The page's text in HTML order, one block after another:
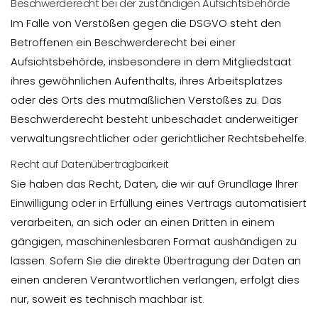
Beschwerderecht bei der zuständigen Aufsichtsbehörde
Im Falle von Verstößen gegen die DSGVO steht den
Betroffenen ein Beschwerderecht bei einer
Aufsichtsbehörde, insbesondere in dem Mitgliedstaat
ihres gewöhnlichen Aufenthalts, ihres Arbeitsplatzes
oder des Orts des mutmaßlichen Verstoßes zu. Das
Beschwerderecht besteht unbeschadet anderweitiger
verwaltungsrechtlicher oder gerichtlicher Rechtsbehelfe.
Recht auf Datenübertragbarkeit
Sie haben das Recht, Daten, die wir auf Grundlage Ihrer
Einwilligung oder in Erfüllung eines Vertrags automatisiert
verarbeiten, an sich oder an einen Dritten in einem
gängigen, maschinenlesbaren Format aushändigen zu
lassen. Sofern Sie die direkte Übertragung der Daten an
einen anderen Verantwortlichen verlangen, erfolgt dies
nur, soweit es technisch machbar ist.